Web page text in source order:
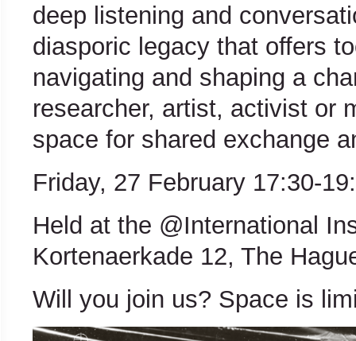
deep listening and
diasporic legacy that offers
navigating and shaping a
researcher, artist, activist or
space for shared exchange
Friday, 27 February 17:30-
Held at the @International
Kortenaerkade 12, The
Will you join us? Space is